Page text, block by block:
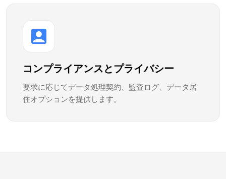
コンプライアンスとプライバシー
要求に応じてデータ処理契約、監査ログ、データ居
住オプションを提供します。